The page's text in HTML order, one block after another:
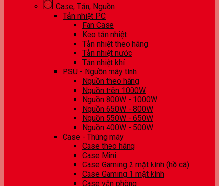
Case, Tản, Nguồn
Tản nhiệt PC
Fan Case
Keo tản nhiệt
Tản nhiệt theo hãng
Tản nhiệt nước
Tản nhiệt khí
PSU - Nguồn máy tính
Nguồn theo hãng
Nguồn trên 1000W
Nguồn 800W - 1000W
Nguồn 650W - 800W
Nguồn 550W - 650W
Nguồn 400W - 500W
Case - Thùng máy
Case theo hãng
Case Mini
Case Gaming 2 mặt kính (hồ cá)
Case Gaming 1 mặt kính
Case văn phòng